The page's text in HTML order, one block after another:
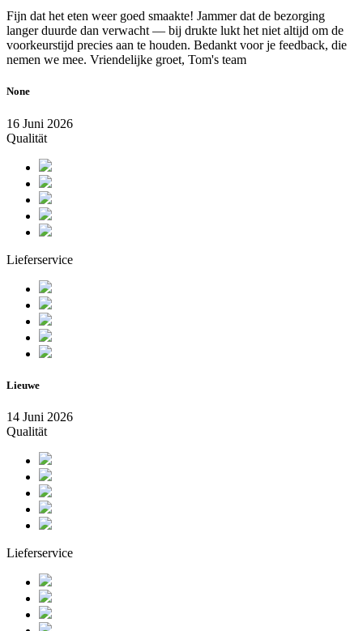
Fijn dat het eten weer goed smaakte! Jammer dat de bezorging
langer duurde dan verwacht — bij drukte lukt het niet altijd om de
voorkeurstijd precies aan te houden. Bedankt voor je feedback, die
nemen we mee. Vriendelijke groet, Tom's team
None
16 Juni 2026
Qualität
Lieferservice
Lieuwe
14 Juni 2026
Qualität
Lieferservice